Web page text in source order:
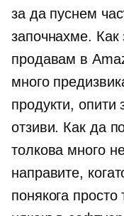
за да пуснем
започнахме. Как
продавам в
много
продукти, опити
отзиви. Как да
толкова много
направите,
понякога